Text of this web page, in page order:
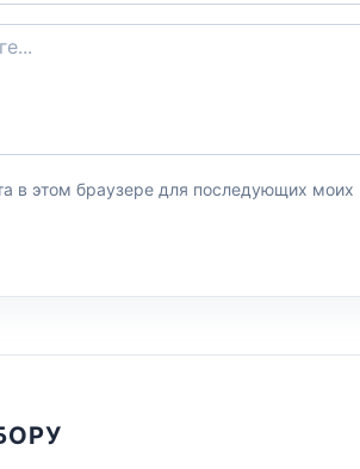
в этом браузере для последующих